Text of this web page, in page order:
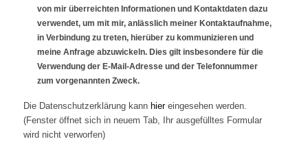
von mir überreichten Informationen und Kontaktdaten dazu
verwendet, um mit mir, anlässlich meiner Kontaktaufnahme,
in Verbindung zu treten, hierüber zu kommunizieren und
meine Anfrage abzuwickeln. Dies gilt insbesondere für die
Verwendung der E-Mail-Adresse und der Telefonnummer
zum vorgenannten Zweck.
Die Datenschutzerklärung kann hiereingesehen werden.
(Fenster öffnet sich in neuem Tab, Ihr ausgefülltes Formular
wird nicht verworfen)